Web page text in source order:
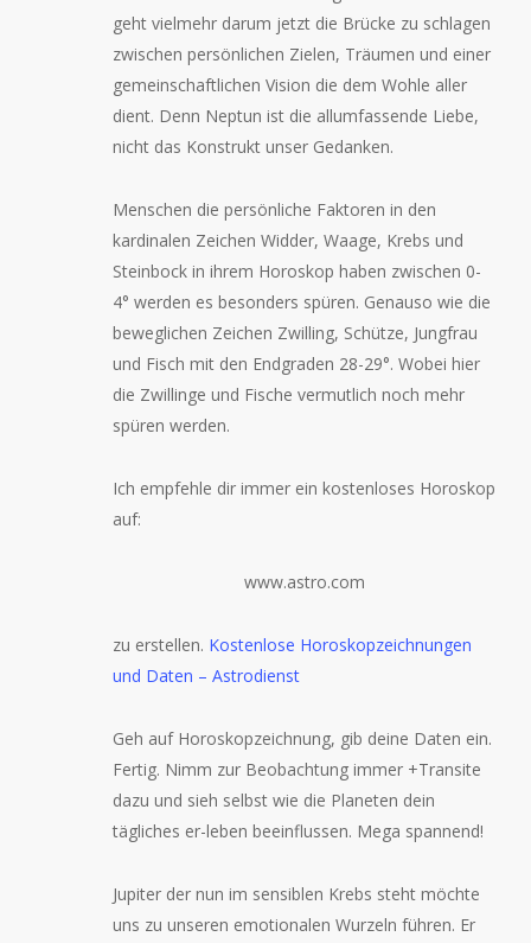
geht vielmehr darum jetzt die Brücke zu schlagen
zwischen persönlichen Zielen, Träumen und einer
gemeinschaftlichen Vision die dem Wohle aller
dient. Denn Neptun ist die allumfassende Liebe,
nicht das Konstrukt unser Gedanken.
Menschen die persönliche Faktoren in den
kardinalen Zeichen Widder, Waage, Krebs und
Steinbock in ihrem Horoskop haben zwischen 0-
4° werden es besonders spüren. Genauso wie die
beweglichen Zeichen Zwilling, Schütze, Jungfrau
und Fisch mit den Endgraden 28-29°. Wobei hier
die Zwillinge und Fische vermutlich noch mehr
spüren werden.
Ich empfehle dir immer ein kostenloses Horoskop
auf:
www.astro.com
zu erstellen. Kostenlose Horoskopzeichnungen
und Daten – Astrodienst
Geh auf Horoskopzeichnung, gib deine Daten ein.
Fertig. Nimm zur Beobachtung immer +Transite
dazu und sieh selbst wie die Planeten dein
tägliches er-leben beeinflussen. Mega spannend!
Jupiter der nun im sensiblen Krebs steht möchte
uns zu unseren emotionalen Wurzeln führen. Er